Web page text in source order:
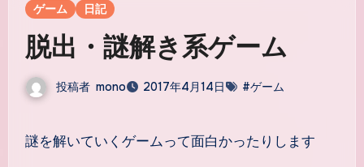
ゲーム 日記
脱出・謎解き系ゲーム
投稿者 mono 2017年4月14日 #ゲーム
謎を解いていくゲームって面白かったりします